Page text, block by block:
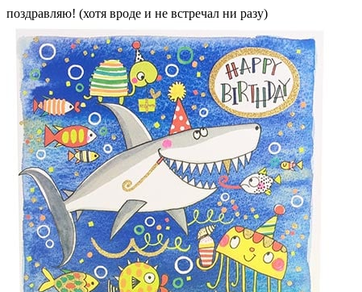
поздравляю! (хотя вроде и не встречал ни разу)